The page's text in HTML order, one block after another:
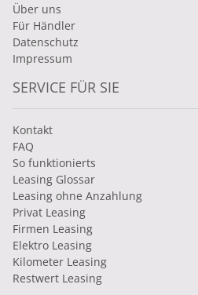
Über uns
Für Händler
Datenschutz
Impressum
SERVICE FÜR SIE
Kontakt
FAQ
So funktionierts
Leasing Glossar
Leasing ohne Anzahlung
Privat Leasing
Firmen Leasing
Elektro Leasing
Kilometer Leasing
Restwert Leasing